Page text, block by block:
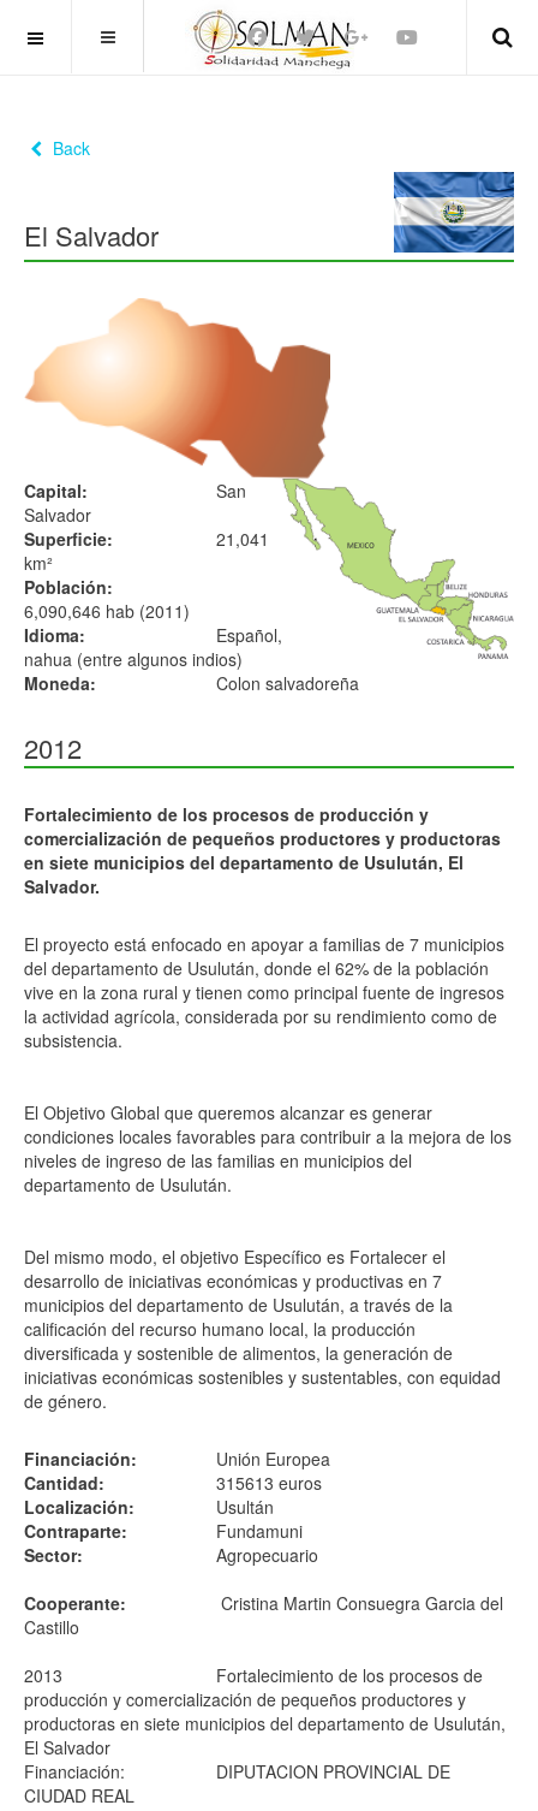
OFF CANVAS
Back
El Salvador
Capital:
San
Salvador
Superficie:
21,041
km²
Población:
6,090,646 hab (2011)
Idioma:
Español,
nahua (entre algunos indios)
Moneda:
Colon salvadoreña
2012
Fortalecimiento de los procesos de producción y
comercialización de pequeños productores y productoras
en siete municipios del departamento de Usulután, El
Salvador.
El proyecto está enfocado en apoyar a familias de 7 municipios
del departamento de Usulután, donde el 62% de la población
vive en la zona rural y tienen como principal fuente de ingresos
la actividad agrícola, considerada por su rendimiento como de
subsistencia.
El Objetivo Global que queremos alcanzar es generar
condiciones locales favorables para contribuir a la mejora de los
niveles de ingreso de las familias en municipios del
departamento de Usulután.
Del mismo modo, el objetivo Específico es Fortalecer el
desarrollo de iniciativas económicas y productivas en 7
municipios del departamento de Usulután, a través de la
calificación del recurso humano local, la producción
diversificada y sostenible de alimentos, la generación de
iniciativas económicas sostenibles y sustentables, con equidad
de género.
Financiación:
Unión Europea
Cantidad:
315613 euros
Localización:
Usultán
Contraparte:
Fundamuni
Sector:
Agropecuario
Cooperante:
Cristina Martin Consuegra Garcia del
Castillo
2013
Fortalecimiento de los procesos de
producción y comercialización de pequeños productores y
productoras en siete municipios del departamento de Usulután,
El Salvador
Financiación:
DIPUTACION PROVINCIAL DE
CIUDAD REAL